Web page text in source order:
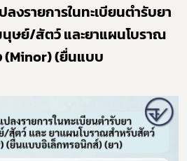
งรายการในทะเบียนตำรับยา
ษย์/สัตว์ และยาแผนโบราณ
(Minor) (ยื่นแบบ